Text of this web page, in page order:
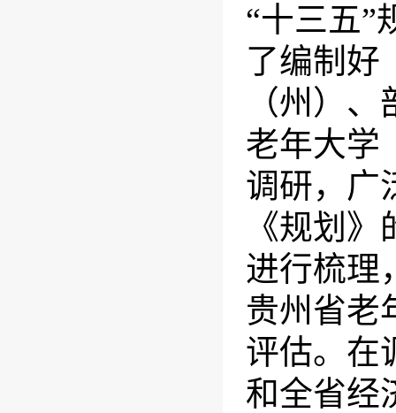
“十三五”
了编制好
（州）
老年大学
调研，广
《规划
进行梳理
贵州省老
评估。在
和全省经